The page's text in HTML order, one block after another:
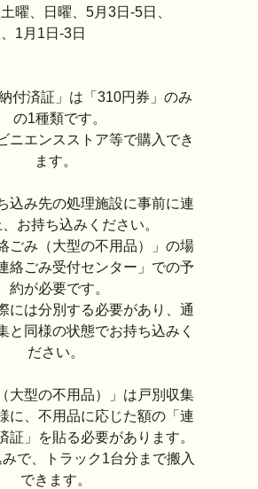
曜、日曜、5月3日-5日、
1月1日-3日
付済証」は「310円券」のみ
の1種類です。
ニエンスストア等で購入でき
ます。
込み先の処理施設に事前に連
お持ち込みください。
ごみ（大型の不用品）」の場
絡ごみ受付センター」での予
約が必要です。
には分別する必要があり、通
と同様の状態でお持ち込みく
ださい。
大型の不用品）」は戸別収集
に、不用品に応じた額の「連
証」を貼る必要があります。
で、トラック1台分まで搬入
できます。